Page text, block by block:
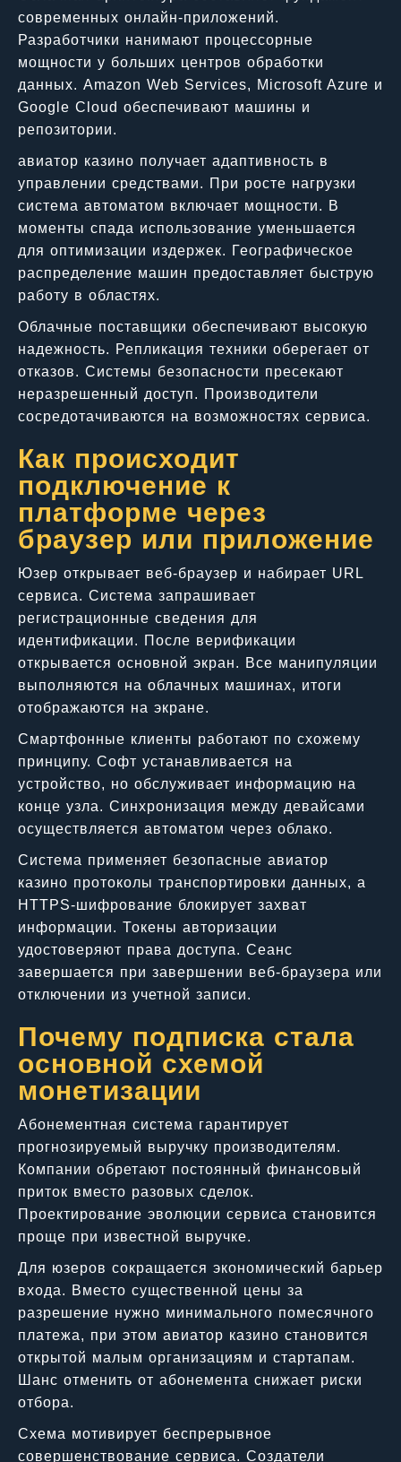
современных онлайн-приложений.
Разработчики нанимают процессорные
мощности у больших центров обработки
данных. Amazon Web Services, Microsoft Azure и
Google Cloud обеспечивают машины и
репозитории.
авиатор казино получает адаптивность в
управлении средствами. При росте нагрузки
система автоматом включает мощности. В
моменты спада использование уменьшается
для оптимизации издержек. Географическое
распределение машин предоставляет быструю
работу в областях.
Облачные поставщики обеспечивают высокую
надежность. Репликация техники оберегает от
отказов. Системы безопасности пресекают
неразрешенный доступ. Производители
сосредотачиваются на возможностях сервиса.
Как происходит
подключение к
платформе через
браузер или приложение
Юзер открывает веб-браузер и набирает URL
сервиса. Система запрашивает
регистрационные сведения для
идентификации. После верификации
открывается основной экран. Все манипуляции
выполняются на облачных машинах, итоги
отображаются на экране.
Смартфонные клиенты работают по схожему
принципу. Софт устанавливается на
устройство, но обслуживает информацию на
конце узла. Синхронизация между девайсами
осуществляется автоматом через облако.
Система применяет безопасные авиатор
казино протоколы транспортировки данных, а
HTTPS-шифрование блокирует захват
информации. Токены авторизации
удостоверяют права доступа. Сеанс
завершается при завершении веб-браузера или
отключении из учетной записи.
Почему подписка стала
основной схемой
монетизации
Абонементная система гарантирует
прогнозируемый выручку производителям.
Компании обретают постоянный финансовый
приток вместо разовых сделок.
Проектирование эволюции сервиса становится
проще при известной выручке.
Для юзеров сокращается экономический барьер
входа. Вместо существенной цены за
разрешение нужно минимального помесячного
платежа, при этом авиатор казино становится
открытой малым организациям и стартапам.
Шанс отменить от абонемента снижает риски
отбора.
Схема мотивирует беспрерывное
совершенствование сервиса. Создатели